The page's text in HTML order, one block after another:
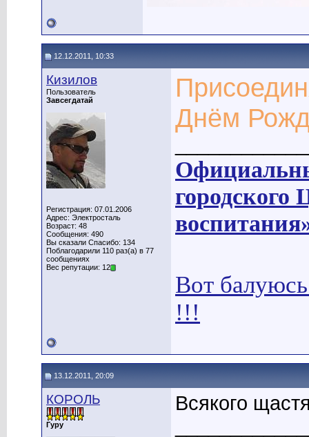
12.12.2011, 10:33
Кизилов
Пользователь
Завсегдатай
Регистрация: 07.01.2006
Адрес: Электросталь
Возраст: 48
Сообщения: 490
Вы сказали Спасибо: 134
Поблагодарили 110 раз(а) в 77
сообщениях
Вес репутации: 12
Днём
городского
Вот
!!!
13.12.2011, 20:09
КОРОЛЬ
Гуру
Всякого